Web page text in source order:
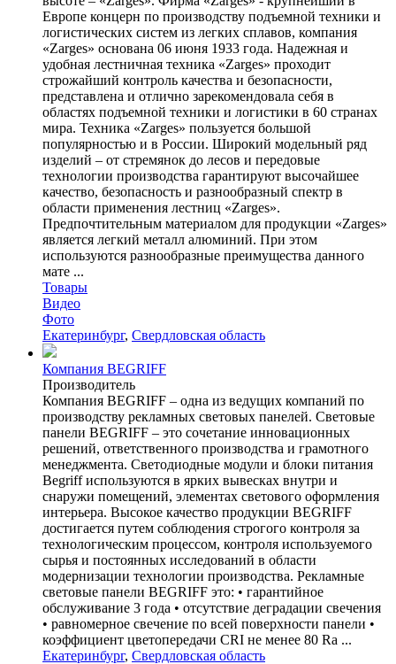
Европе концерн по производству подъемной техники и
логистических систем из легких сплавов, компания
«Zarges» основана 06 июня 1933 года. Надежная и
удобная лестничная техника «Zarges» проходит
строжайший контроль качества и безопасности,
представлена и отлично зарекомендовала себя в
областях подъемной техники и логистики в 60 странах
мира. Техника «Zarges» пользуется большой
популярностью и в России. Широкий модельный ряд
изделий – от стремянок до лесов и передовые
технологии производства гарантируют высочайшее
качество, безопасность и разнообразный спектр в
области применения лестниц «Zarges».
Предпочтительным материалом для продукции «Zarges»
является легкий металл алюминий. При этом
используются разнообразные преимущества данного
мате ...
Товары
Видео
Фото
Екатеринбург, Свердловская область
Компания BEGRIFF
Производитель
Компания BEGRIFF – одна из ведущих компаний по
производству рекламных световых панелей. Световые
панели BEGRIFF – это сочетание инновационных
решений, ответственного производства и грамотного
менеджмента. Светодиодные модули и блоки питания
Begriff используются в ярких вывесках внутри и
снаружи помещений, элементах светового оформления
интерьера. Высокое качество продукции BEGRIFF
достигается путем соблюдения строгого контроля за
технологическим процессом, контроля используемого
сырья и постоянных исследований в области
модернизации технологии производства. Рекламные
световые панели BEGRIFF это: • гарантийное
обслуживание 3 года • отсутствие деградации свечения
• равномерное свечение по всей поверхности панели •
коэффициент цветопередачи CRI не менее 80 Ra ...
Екатеринбург, Свердловская область